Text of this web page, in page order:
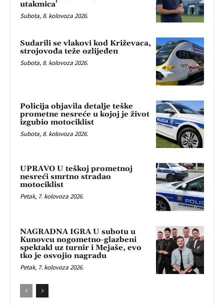
utakmica’
Subota, 8. kolovoza 2026.
Sudarili se vlakovi kod Križevaca,
strojovođa teže ozlijeđen
Subota, 8. kolovoza 2026.
Policija objavila detalje teške
prometne nesreće u kojoj je život
izgubio motociklist
Subota, 8. kolovoza 2026.
UPRAVO U teškoj prometnoj
nesreći smrtno stradao
motociklist
Petak, 7. kolovoza 2026.
NAGRADNA IGRA U subotu u
Kunovcu nogometno-glazbeni
spektakl uz turnir i Mejaše, evo
tko je osvojio nagradu
Petak, 7. kolovoza 2026.